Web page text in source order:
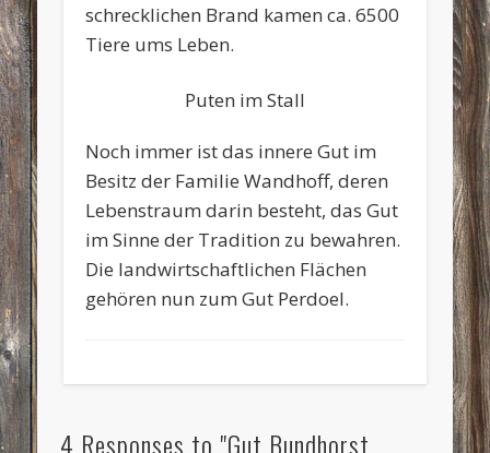
schrecklichen Brand kamen ca. 6500
Tiere ums Leben.
Puten im Stall
Noch immer ist das innere Gut im
Besitz der Familie Wandhoff, deren
Lebenstraum darin besteht, das Gut
im Sinne der Tradition zu bewahren.
Die landwirtschaftlichen Flächen
gehören nun zum Gut Perdoel.
4 Responses to "Gut Bundhorst